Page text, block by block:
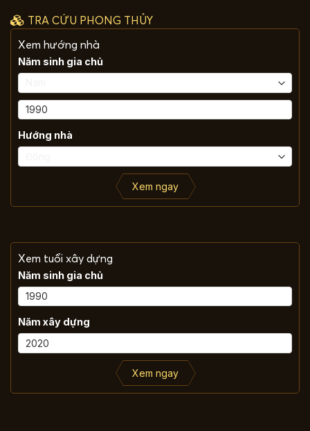
TRA CỨU PHONG THỦY
Xem hướng nhà
Năm sinh gia chủ
Hướng nhà
Xem ngay
Xem tuổi xây dựng
Năm sinh gia chủ
Năm xây dựng
Xem ngay